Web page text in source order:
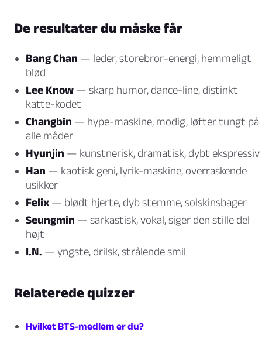
De resultater du måske får
Bang Chan — leder, storebror-energi, hemmeligt
blød
Lee Know — skarp humor, dance-line, distinkt
katte-kodet
Changbin — hype-maskine, modig, løfter tungt på
alle måder
Hyunjin — kunstnerisk, dramatisk, dybt ekspressiv
Han — kaotisk geni, lyrik-maskine, overraskende
usikker
Felix — blødt hjerte, dyb stemme, solskinsbager
Seungmin — sarkastisk, vokal, siger den stille del
højt
I.N. — yngste, drilsk, strålende smil
Relaterede quizzer
Hvilket BTS-medlem er du?